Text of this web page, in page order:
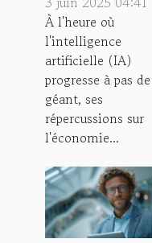
les secteurs
traditionnels
en France
À l'heure où
l'intelligence
artificielle (IA)
progresse à pas de
géant, ses
répercussions sur
l'économie...